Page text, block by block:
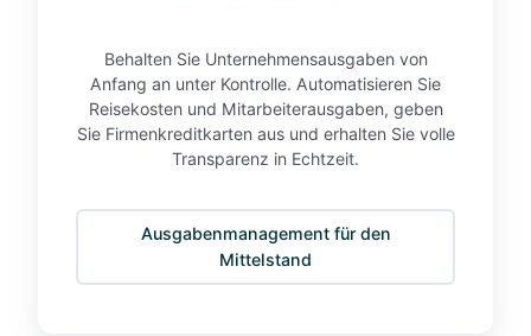
t
e
r
n
e
m
e
Behalten Sie Unternehmensausgaben von
Anfang an unter Kontrolle. Automatisieren Sie
Reisekosten und Mitarbeiterausgaben, geben
Sie Firmenkreditkarten aus und erhalten Sie volle
Transparenz in Echtzeit.
Ausgabenmanagement für den
Mittelstand